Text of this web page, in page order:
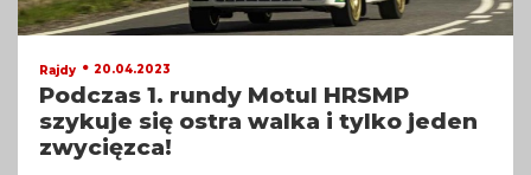
Rajdy 20.04.2023
Podczas 1. rundy Motul HRSMP
szykuje się ostra walka i tylko jeden
zwycięzca!